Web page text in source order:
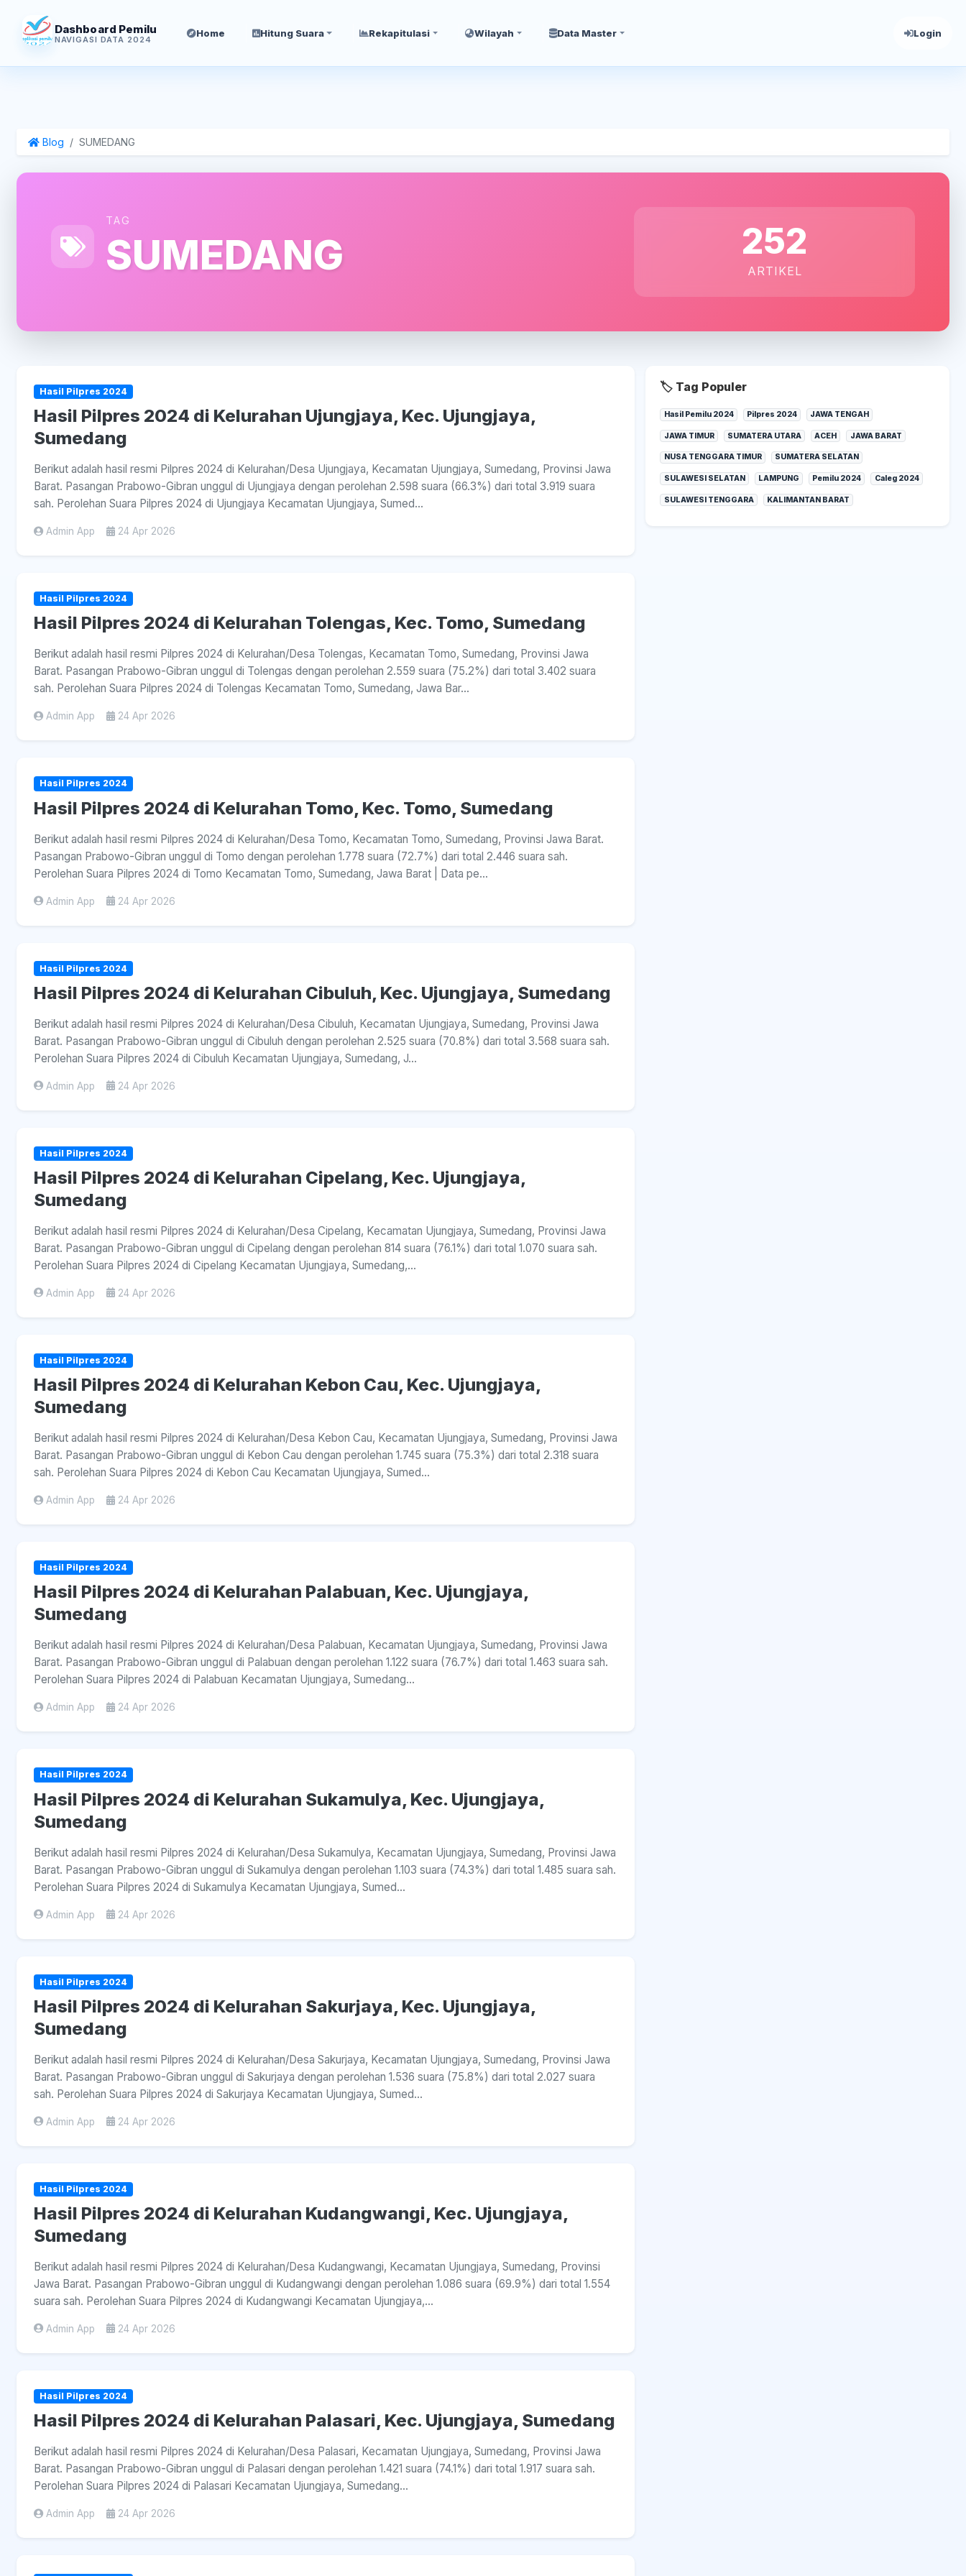
Dashboard Pemilu
NAVIGASI DATA 2024
Home Hitung Suara Rekapitulasi Wilayah Data Master Login
Blog SUMEDANG
TAG
SUMEDANG 252
ARTIKEL
Hasil Pilpres 2024
Hasil Pilpres 2024 di Kelurahan Ujungjaya, Kec. Ujungjaya,
Sumedang
Berikut adalah hasil resmi Pilpres 2024 di Kelurahan/Desa Ujungjaya, Kecamatan Ujungjaya, Sumedang, Provinsi Jawa
Barat. Pasangan Prabowo-Gibran unggul di Ujungjaya dengan perolehan 2.598 suara (66.3%) dari total 3.919 suara
sah. Perolehan Suara Pilpres 2024 di Ujungjaya Kecamatan Ujungjaya, Sumed...
Admin App 24 Apr 2026
Hasil Pilpres 2024
Hasil Pilpres 2024 di Kelurahan Tolengas, Kec. Tomo, Sumedang
Berikut adalah hasil resmi Pilpres 2024 di Kelurahan/Desa Tolengas, Kecamatan Tomo, Sumedang, Provinsi Jawa
Barat. Pasangan Prabowo-Gibran unggul di Tolengas dengan perolehan 2.559 suara (75.2%) dari total 3.402 suara
sah. Perolehan Suara Pilpres 2024 di Tolengas Kecamatan Tomo, Sumedang, Jawa Bar...
Admin App 24 Apr 2026
Hasil Pilpres 2024
Hasil Pilpres 2024 di Kelurahan Tomo, Kec. Tomo, Sumedang
Berikut adalah hasil resmi Pilpres 2024 di Kelurahan/Desa Tomo, Kecamatan Tomo, Sumedang, Provinsi Jawa Barat.
Pasangan Prabowo-Gibran unggul di Tomo dengan perolehan 1.778 suara (72.7%) dari total 2.446 suara sah.
Perolehan Suara Pilpres 2024 di Tomo Kecamatan Tomo, Sumedang, Jawa Barat | Data pe...
Admin App 24 Apr 2026
Hasil Pilpres 2024
Hasil Pilpres 2024 di Kelurahan Cibuluh, Kec. Ujungjaya, Sumedang
Berikut adalah hasil resmi Pilpres 2024 di Kelurahan/Desa Cibuluh, Kecamatan Ujungjaya, Sumedang, Provinsi Jawa
Barat. Pasangan Prabowo-Gibran unggul di Cibuluh dengan perolehan 2.525 suara (70.8%) dari total 3.568 suara sah.
Perolehan Suara Pilpres 2024 di Cibuluh Kecamatan Ujungjaya, Sumedang, J...
Admin App 24 Apr 2026
Hasil Pilpres 2024
Hasil Pilpres 2024 di Kelurahan Cipelang, Kec. Ujungjaya,
Sumedang
Berikut adalah hasil resmi Pilpres 2024 di Kelurahan/Desa Cipelang, Kecamatan Ujungjaya, Sumedang, Provinsi Jawa
Barat. Pasangan Prabowo-Gibran unggul di Cipelang dengan perolehan 814 suara (76.1%) dari total 1.070 suara sah.
Perolehan Suara Pilpres 2024 di Cipelang Kecamatan Ujungjaya, Sumedang,...
Admin App 24 Apr 2026
Hasil Pilpres 2024
Hasil Pilpres 2024 di Kelurahan Kebon Cau, Kec. Ujungjaya,
Sumedang
Berikut adalah hasil resmi Pilpres 2024 di Kelurahan/Desa Kebon Cau, Kecamatan Ujungjaya, Sumedang, Provinsi Jawa
Barat. Pasangan Prabowo-Gibran unggul di Kebon Cau dengan perolehan 1.745 suara (75.3%) dari total 2.318 suara
sah. Perolehan Suara Pilpres 2024 di Kebon Cau Kecamatan Ujungjaya, Sumed...
Admin App 24 Apr 2026
Hasil Pilpres 2024
Hasil Pilpres 2024 di Kelurahan Palabuan, Kec. Ujungjaya,
Sumedang
Berikut adalah hasil resmi Pilpres 2024 di Kelurahan/Desa Palabuan, Kecamatan Ujungjaya, Sumedang, Provinsi Jawa
Barat. Pasangan Prabowo-Gibran unggul di Palabuan dengan perolehan 1.122 suara (76.7%) dari total 1.463 suara sah.
Perolehan Suara Pilpres 2024 di Palabuan Kecamatan Ujungjaya, Sumedang...
Admin App 24 Apr 2026
Hasil Pilpres 2024
Hasil Pilpres 2024 di Kelurahan Sukamulya, Kec. Ujungjaya,
Sumedang
Berikut adalah hasil resmi Pilpres 2024 di Kelurahan/Desa Sukamulya, Kecamatan Ujungjaya, Sumedang, Provinsi Jawa
Barat. Pasangan Prabowo-Gibran unggul di Sukamulya dengan perolehan 1.103 suara (74.3%) dari total 1.485 suara sah.
Perolehan Suara Pilpres 2024 di Sukamulya Kecamatan Ujungjaya, Sumed...
Admin App 24 Apr 2026
Hasil Pilpres 2024
Hasil Pilpres 2024 di Kelurahan Sakurjaya, Kec. Ujungjaya,
Sumedang
Berikut adalah hasil resmi Pilpres 2024 di Kelurahan/Desa Sakurjaya, Kecamatan Ujungjaya, Sumedang, Provinsi Jawa
Barat. Pasangan Prabowo-Gibran unggul di Sakurjaya dengan perolehan 1.536 suara (75.8%) dari total 2.027 suara
sah. Perolehan Suara Pilpres 2024 di Sakurjaya Kecamatan Ujungjaya, Sumed...
Admin App 24 Apr 2026
Hasil Pilpres 2024
Hasil Pilpres 2024 di Kelurahan Kudangwangi, Kec. Ujungjaya,
Sumedang
Berikut adalah hasil resmi Pilpres 2024 di Kelurahan/Desa Kudangwangi, Kecamatan Ujungjaya, Sumedang, Provinsi
Jawa Barat. Pasangan Prabowo-Gibran unggul di Kudangwangi dengan perolehan 1.086 suara (69.9%) dari total 1.554
suara sah. Perolehan Suara Pilpres 2024 di Kudangwangi Kecamatan Ujungjaya,...
Admin App 24 Apr 2026
Hasil Pilpres 2024
Hasil Pilpres 2024 di Kelurahan Palasari, Kec. Ujungjaya, Sumedang
Berikut adalah hasil resmi Pilpres 2024 di Kelurahan/Desa Palasari, Kecamatan Ujungjaya, Sumedang, Provinsi Jawa
Barat. Pasangan Prabowo-Gibran unggul di Palasari dengan perolehan 1.421 suara (74.1%) dari total 1.917 suara sah.
Perolehan Suara Pilpres 2024 di Palasari Kecamatan Ujungjaya, Sumedang...
Admin App 24 Apr 2026
🏷️ Tag Populer
Hasil Pemilu 2024 Pilpres 2024 JAWA TENGAH
JAWA TIMUR SUMATERA UTARA ACEH JAWA BARAT
NUSA TENGGARA TIMUR SUMATERA SELATAN
SULAWESI SELATAN LAMPUNG Pemilu 2024 Caleg 2024
SULAWESI TENGGARA KALIMANTAN BARAT